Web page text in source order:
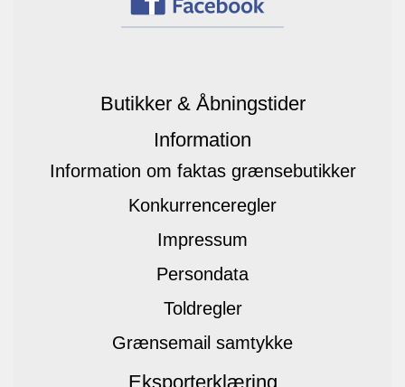
Butikker & Åbningstider
Information
Information om faktas grænsebutikker
Konkurrenceregler
Impressum
Persondata
Toldregler
Grænsemail samtykke
Eksporterklæring